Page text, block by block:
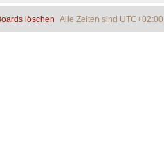
Alle Zeiten sind UTC+02:00
löschen